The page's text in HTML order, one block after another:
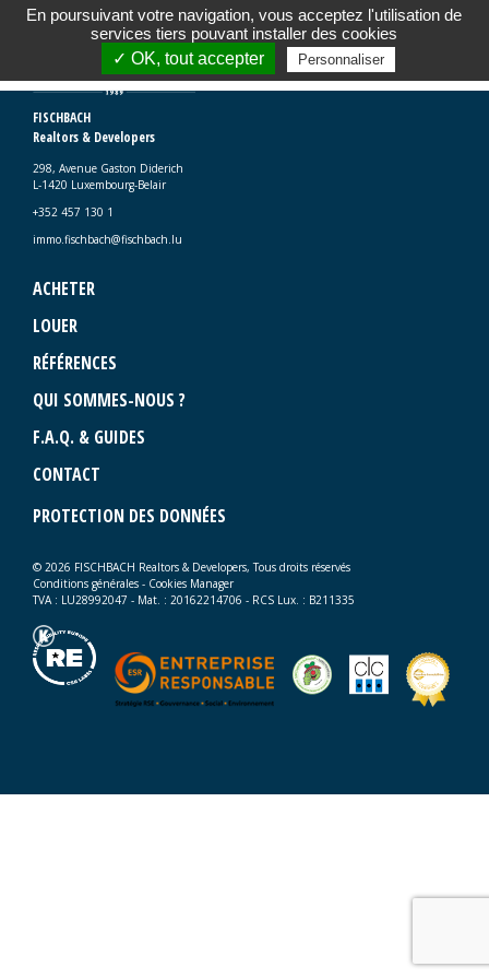
FISCHBACH
Realtors & Developers
298, Avenue Gaston Diderich
L-1420 Luxembourg-Belair
+352 457 130 1
immo.fischbach@fischbach.lu
ACHETER
LOUER
RÉFÉRENCES
QUI SOMMES-NOUS ?
F.A.Q. & GUIDES
CONTACT
PROTECTION DES DONNÉES
© 2026 FISCHBACH Realtors & Developers, Tous droits réservés
Conditions générales - Cookies Manager
TVA : LU28992047 - Mat. : 20162214706 - RCS Lux. : B211335
En poursuivant votre navigation, vous acceptez l'utilisation de
services tiers pouvant installer des cookies
✓ OK, tout accepter
Personnaliser